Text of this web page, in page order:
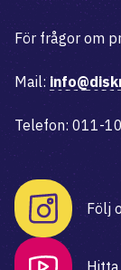
För frågor om
Mail:
Telefon: 011-
Följ